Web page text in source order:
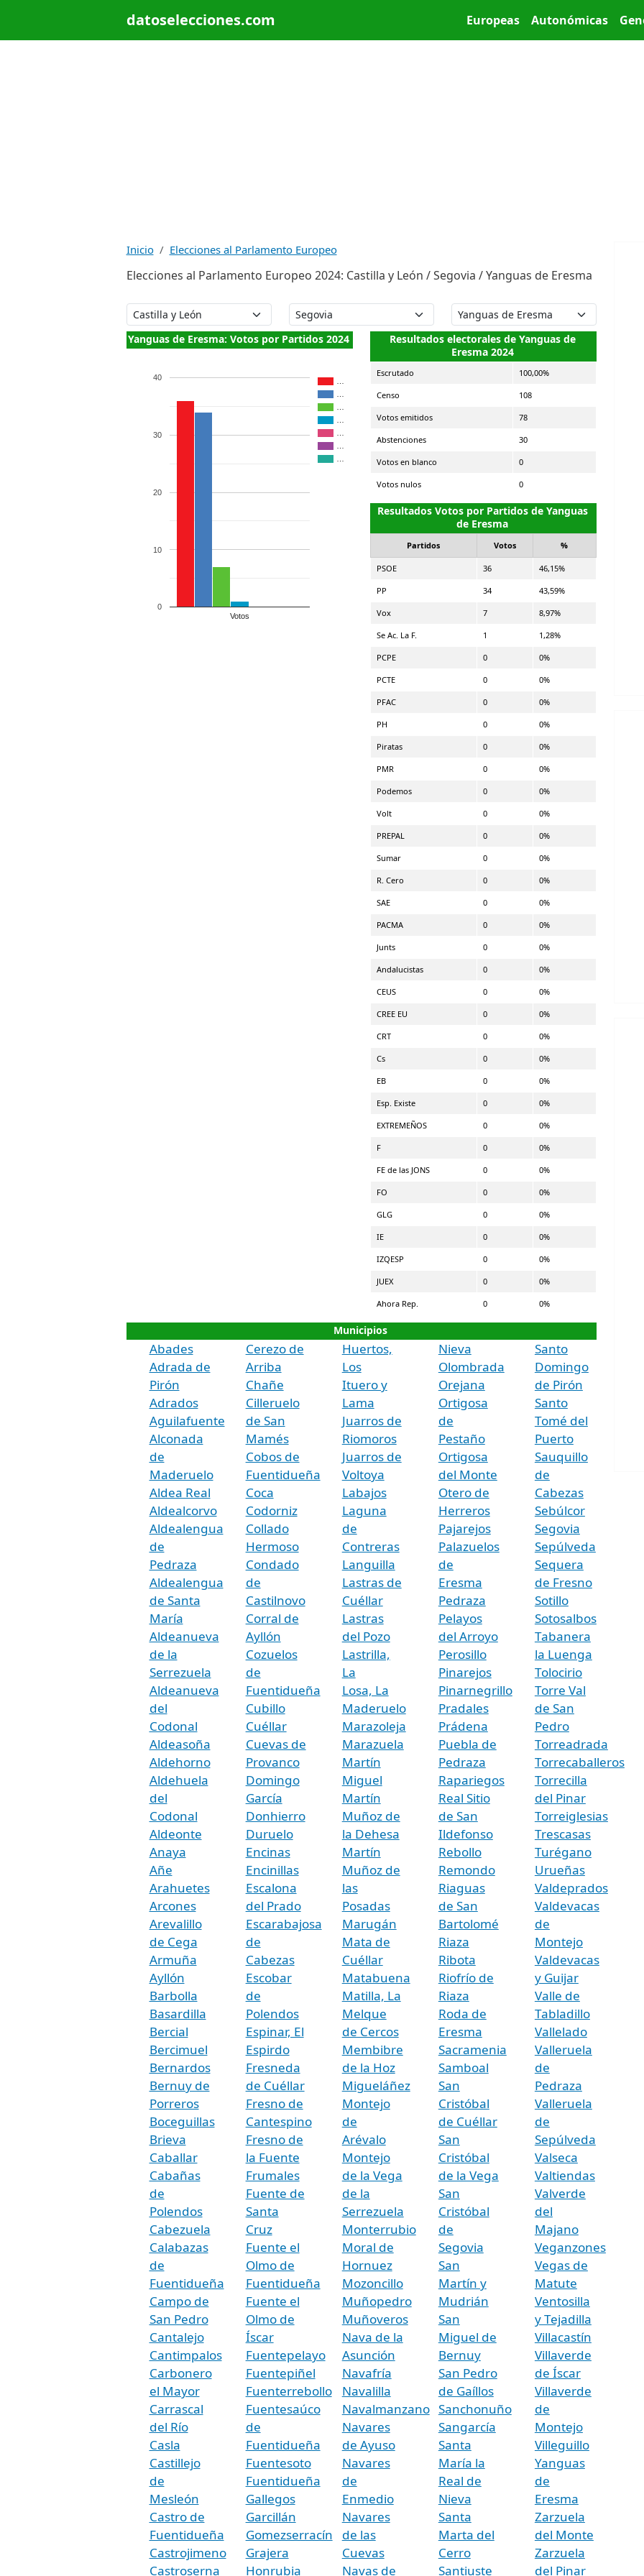
datoselecciones.com Main menu
Europeas Autonómicas
Inicio Elecciones al Parlamento Europeo
Elecciones al Parlamento Europeo 2024: Castilla y León / Segovia / Yanguas de Eresma
Yanguas de Eresma: Votos por Partidos 2024
Votos
0
10
20
30
40
Resultados electorales de Yanguas de
Eresma 2024
Escrutado 100,00%
Censo 108
Votos emitidos 78
Abstenciones 30
Votos en blanco 0
Votos nulos 0
Resultados Votos por Partidos de Yanguas
de Eresma
Partidos Votos %
PSOE 36 46,15%
PP 34 43,59%
Vox 7 8,97%
Se Ac. La F. 1 1,28%
PCPE 0 0%
PCTE 0 0%
PFAC 0 0%
PH 0 0%
Piratas 0 0%
PMR 0 0%
Podemos 0 0%
Volt 0 0%
PREPAL 0 0%
Sumar 0 0%
R. Cero 0 0%
SAE 0 0%
PACMA 0 0%
Junts 0 0%
Andalucistas 0 0%
CEUS 0 0%
CREE EU 0 0%
CRT 0 0%
Cs 0 0%
EB 0 0%
Esp. Existe 0 0%
EXTREMEÑOS 0 0%
F 0 0%
FE de las JONS 0 0%
FO 0 0%
GLG 0 0%
IE 0 0%
IZQESP 0 0%
JUEX 0 0%
Ahora Rep. 0 0%
Municipios
Abades
Adrada de
Pirón
Adrados
Aguilafuente
Alconada
de
Maderuelo
Aldea Real
Aldealcorvo
Aldealengua
de
Pedraza
Aldealengua
de Santa
María
Aldeanueva
de la
Serrezuela
Aldeanueva
del
Codonal
Aldeasoña
Aldehorno
Aldehuela
del
Codonal
Aldeonte
Anaya
Añe
Arahuetes
Arcones
Arevalillo
de Cega
Armuña
Ayllón
Barbolla
Basardilla
Bercial
Bercimuel
Bernardos
Bernuy de
Porreros
Boceguillas
Brieva
Caballar
Cabañas
de
Polendos
Cabezuela
Calabazas
de
Fuentidueña
Campo de
San Pedro
Cantalejo
Cantimpalos
Carbonero
el Mayor
Carrascal
del Río
Casla
Castillejo
de
Mesleón
Castro de
Fuentidueña
Castrojimeno
Castroserna
Cerezo de
Arriba
Chañe
Cilleruelo
de San
Mamés
Cobos de
Fuentidueña
Coca
Codorniz
Collado
Hermoso
Condado
de
Castilnovo
Corral de
Ayllón
Cozuelos
de
Fuentidueña
Cubillo
Cuéllar
Cuevas de
Provanco
Domingo
García
Donhierro
Duruelo
Encinas
Encinillas
Escalona
del Prado
Escarabajosa
de
Cabezas
Escobar
de
Polendos
Espinar, El
Espirdo
Fresneda
de Cuéllar
Fresno de
Cantespino
Fresno de
la Fuente
Frumales
Fuente de
Santa
Cruz
Fuente el
Olmo de
Fuentidueña
Fuente el
Olmo de
Íscar
Fuentepelayo
Fuentepiñel
Fuenterrebollo
Fuentesaúco
de
Fuentidueña
Fuentesoto
Fuentidueña
Gallegos
Garcillán
Gomezserracín
Grajera
Honrubia
Huertos,
Los
Ituero y
Lama
Juarros de
Riomoros
Juarros de
Voltoya
Labajos
Laguna
de
Contreras
Languilla
Lastras de
Cuéllar
Lastras
del Pozo
Lastrilla,
La
Losa, La
Maderuelo
Marazoleja
Marazuela
Martín
Miguel
Martín
Muñoz de
la Dehesa
Martín
Muñoz de
las
Posadas
Marugán
Mata de
Cuéllar
Matabuena
Matilla, La
Melque
de Cercos
Membibre
de la Hoz
Migueláñez
Montejo
de
Arévalo
Montejo
de la Vega
de la
Serrezuela
Monterrubio
Moral de
Hornuez
Mozoncillo
Muñopedro
Muñoveros
Nava de la
Asunción
Navafría
Navalilla
Navalmanzano
Navares
de Ayuso
Navares
de
Enmedio
Navares
de las
Cuevas
Navas de
Nieva
Olombrada
Orejana
Ortigosa
de
Pestaño
Ortigosa
del Monte
Otero de
Herreros
Pajarejos
Palazuelos
de
Eresma
Pedraza
Pelayos
del Arroyo
Perosillo
Pinarejos
Pinarnegrillo
Pradales
Prádena
Puebla de
Pedraza
Rapariegos
Real Sitio
de San
Ildefonso
Rebollo
Remondo
Riaguas
de San
Bartolomé
Riaza
Ribota
Riofrío de
Riaza
Roda de
Eresma
Sacramenia
Samboal
San
Cristóbal
de Cuéllar
San
Cristóbal
de la Vega
San
Cristóbal
de
Segovia
San
Martín y
Mudrián
San
Miguel de
Bernuy
San Pedro
de Gaíllos
Sanchonuño
Sangarcía
Santa
María la
Real de
Nieva
Santa
Marta del
Cerro
Santiuste
Santo
Domingo
de Pirón
Santo
Tomé del
Puerto
Sauquillo
de
Cabezas
Sebúlcor
Segovia
Sepúlveda
Sequera
de Fresno
Sotillo
Sotosalbos
Tabanera
la Luenga
Tolocirio
Torre Val
de San
Pedro
Torreadrada
Torrecaballeros
Torrecilla
del Pinar
Torreiglesias
Trescasas
Turégano
Urueñas
Valdeprados
Valdevacas
de
Montejo
Valdevacas
y Guijar
Valle de
Tabladillo
Vallelado
Valleruela
de
Pedraza
Valleruela
de
Sepúlveda
Valseca
Valtiendas
Valverde
del
Majano
Veganzones
Vegas de
Matute
Ventosilla
y Tejadilla
Villacastín
Villaverde
de Íscar
Villaverde
de
Montejo
Villeguillo
Yanguas
de
Eresma
Zarzuela
del Monte
Zarzuela
del Pinar